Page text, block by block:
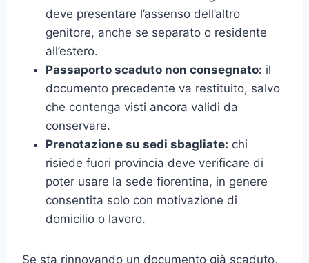
deve presentare l’assenso dell’altro
genitore, anche se separato o residente
all’estero.
Passaporto scaduto non consegnato: il
documento precedente va restituito, salvo
che contenga visti ancora validi da
conservare.
Prenotazione su sedi sbagliate: chi
risiede fuori provincia deve verificare di
poter usare la sede fiorentina, in genere
consentita solo con motivazione di
domicilio o lavoro.
Se sta rinnovando un documento già scaduto,